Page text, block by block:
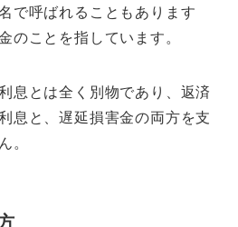
で呼ばれることもあります
のことを指しています。
息とは全く別物であり、返済
息と、遅延損害金の両方を支
。